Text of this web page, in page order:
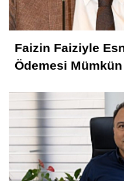
Faizin Faiziyle
Ödemesi